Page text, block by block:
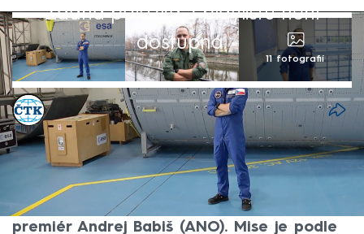
Žádná položka z playlistu není
dostupná.
11 fotografií
ČTK
Akt. 8. čvn 2026, 16:34• 8. čvn 2026, 16:08
Armádní pilot a záložní kosmonaut Aleš
Svoboda by měl letět na mezinárodní
vesmírnou stanici ISS, oznámil v pondělí
premiér Andrej Babiš (ANO). Mise je podle